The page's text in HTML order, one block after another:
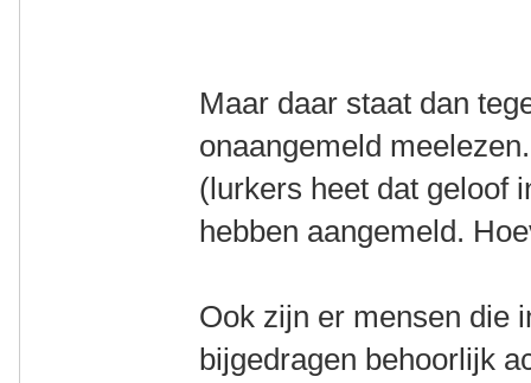
Maar daar staat dan
onaangemeld
(lurkers heet dat geloof
hebben aangemeld.
Ook zijn er mensen die
bijgedragen behoorlijk